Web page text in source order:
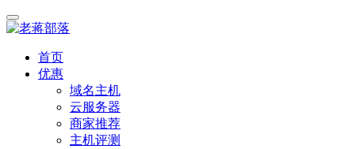
首页
优惠
域名主机
云服务器
商家推荐
主机评测